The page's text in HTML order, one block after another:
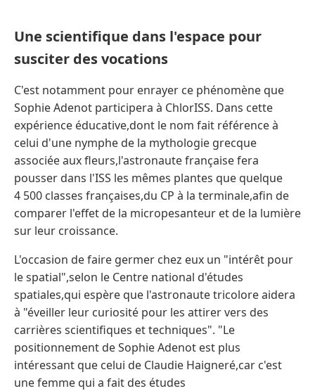
Une scientifique dans l'espace pour
susciter des vocations
C'est notamment pour enrayer ce phénomène que
Sophie Adenot participera à ChlorISS. Dans cette
expérience éducative,dont le nom fait référence à
celui d'une nymphe de la mythologie grecque
associée aux fleurs,l'astronaute française fera
pousser dans l'ISS les mêmes plantes que quelque
4 500 classes françaises,du CP à la terminale,afin de
comparer l'effet de la micropesanteur et de la lumière
sur leur croissance.
L'occasion de faire germer chez eux un "intérêt pour
le spatial",selon le Centre national d'études
spatiales,qui espère que l'astronaute tricolore aidera
à "éveiller leur curiosité pour les attirer vers des
carrières scientifiques et techniques". "Le
positionnement de Sophie Adenot est plus
intéressant que celui de Claudie Haigneré,car c'est
une femme qui a fait des études